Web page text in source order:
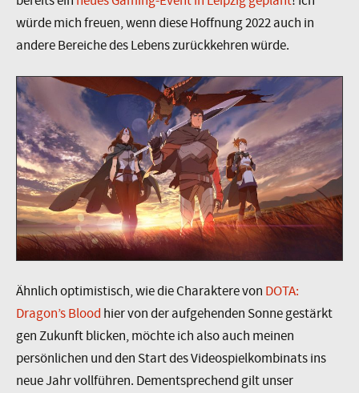
würde mich freuen, wenn diese Hoffnung 2022 auch in
andere Bereiche des Lebens zurückkehren würde.
Ähnlich optimistisch, wie die Charaktere von DOTA:
Dragon’s Blood hier von der aufgehenden Sonne gestärkt
gen Zukunft blicken, möchte ich also auch meinen
persönlichen und den Start des Videospielkombinats ins
neue Jahr vollführen. Dementsprechend gilt unser